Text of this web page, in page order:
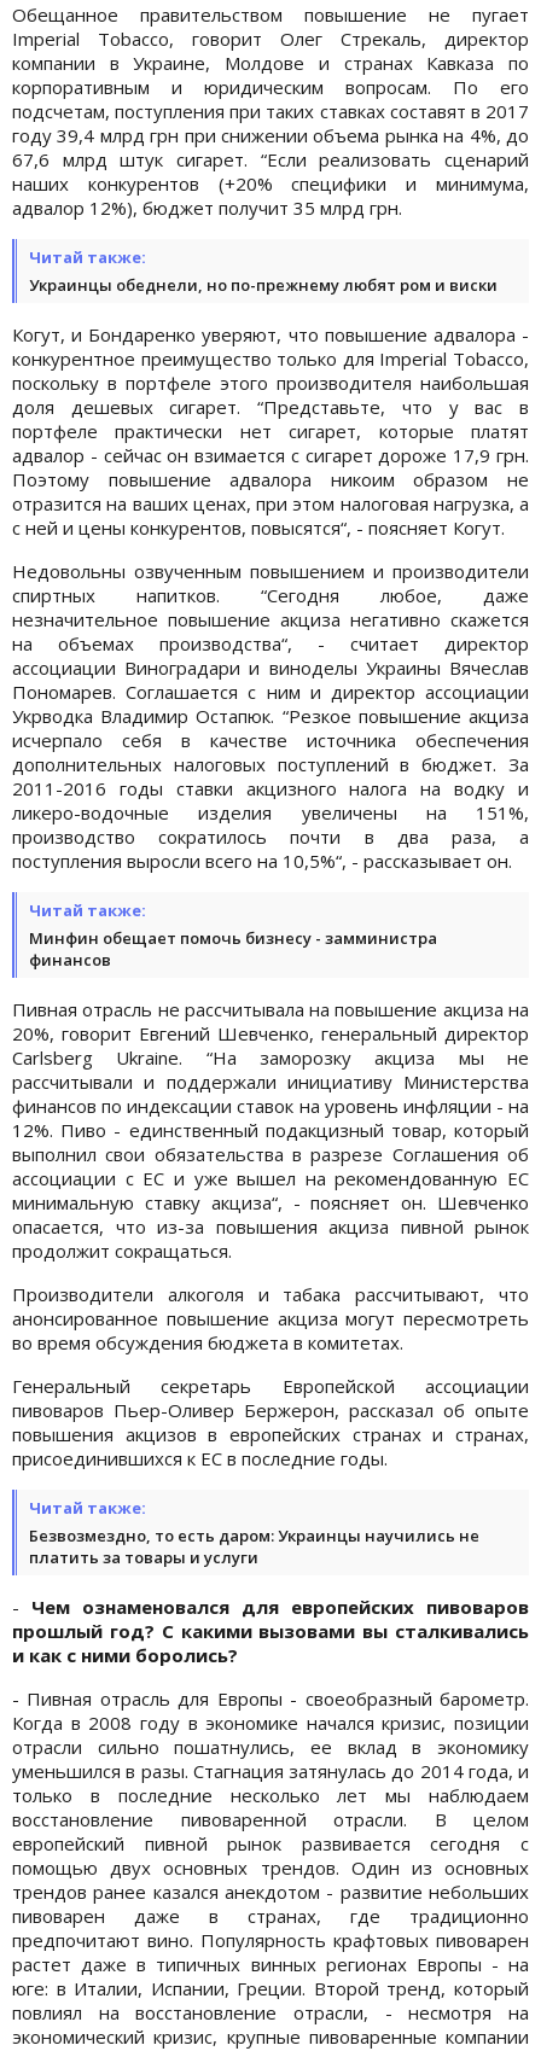
Обещанное правительством повышение не пугает
Imperial Tobacco, говорит Олег Стрекаль, директор
компании в Украине, Молдове и странах Кавказа по
корпоративным и юридическим вопросам. По его
подсчетам, поступления при таких ставках составят в 2017
году 39,4 млрд грн при снижении объема рынка на 4%, до
67,6 млрд штук сигарет. “Если реализовать сценарий
наших конкурентов (+20% специфики и минимума,
адвалор 12%), бюджет получит 35 млрд грн.
Читай также:
Украинцы обеднели, но по-прежнему любят ром и виски
Когут, и Бондаренко уверяют, что повышение адвалора -
конкурентное преимущество только для Imperial Tobacco,
поскольку в портфеле этого производителя наибольшая
доля дешевых сигарет. “Представьте, что у вас в
портфеле практически нет сигарет, которые платят
адвалор - сейчас он взимается с сигарет дороже 17,9 грн.
Поэтому повышение адвалора никоим образом не
отразится на ваших ценах, при этом налоговая нагрузка, а
с ней и цены конкурентов, повысятся“, - поясняет Когут.
Недовольны озвученным повышением и производители
спиртных напитков. “Сегодня любое, даже
незначительное повышение акциза негативно скажется
на объемах производства“, - считает директор
ассоциации Виноградари и виноделы Украины Вячеслав
Пономарев. Соглашается с ним и директор ассоциации
Укрводка Владимир Остапюк. “Резкое повышение акциза
исчерпало себя в качестве источника обеспечения
дополнительных налоговых поступлений в бюджет. За
2011-2016 годы ставки акцизного налога на водку и
ликеро-водочные изделия увеличены на 151%,
производство сократилось почти в два раза, а
поступления выросли всего на 10,5%“, - рассказывает он.
Читай также:
Минфин обещает помочь бизнесу - замминистра
финансов
Пивная отрасль не рассчитывала на повышение акциза на
20%, говорит Евгений Шевченко, генеральный директор
Carlsberg Ukraine. “На заморозку акциза мы не
рассчитывали и поддержали инициативу Министерства
финансов по индексации ставок на уровень инфляции - на
12%. Пиво - единственный подакцизный товар, который
выполнил свои обязательства в разрезе Соглашения об
ассоциации с ЕС и уже вышел на рекомендованную ЕС
минимальную ставку акциза“, - поясняет он. Шевченко
опасается, что из-за повышения акциза пивной рынок
продолжит сокращаться.
Производители алкоголя и табака рассчитывают, что
анонсированное повышение акциза могут пересмотреть
во время обсуждения бюджета в комитетах.
Генеральный секретарь Европейской ассоциации
пивоваров Пьер-Оливер Бержерон, рассказал об опыте
повышения акцизов в европейских странах и странах,
присоединившихся к ЕС в последние годы.
Читай также:
Безвозмездно, то есть даром: Украинцы научились не
платить за товары и услуги
- Чем ознаменовался для европейских пивоваров
прошлый год? С какими вызовами вы сталкивались
и как с ними боролись?
- Пивная отрасль для Европы - своеобразный барометр.
Когда в 2008 году в экономике начался кризис, позиции
отрасли сильно пошатнулись, ее вклад в экономику
уменьшился в разы. Стагнация затянулась до 2014 года, и
только в последние несколько лет мы наблюдаем
восстановление пивоваренной отрасли. В целом
европейский пивной рынок развивается сегодня с
помощью двух основных трендов. Один из основных
трендов ранее казался анекдотом - развитие небольших
пивоварен даже в странах, где традиционно
предпочитают вино. Популярность крафтовых пивоварен
растет даже в типичных винных регионах Европы - на
юге: в Италии, Испании, Греции. Второй тренд, который
повлиял на восстановление отрасли, - несмотря на
экономический кризис, крупные пивоваренные компании